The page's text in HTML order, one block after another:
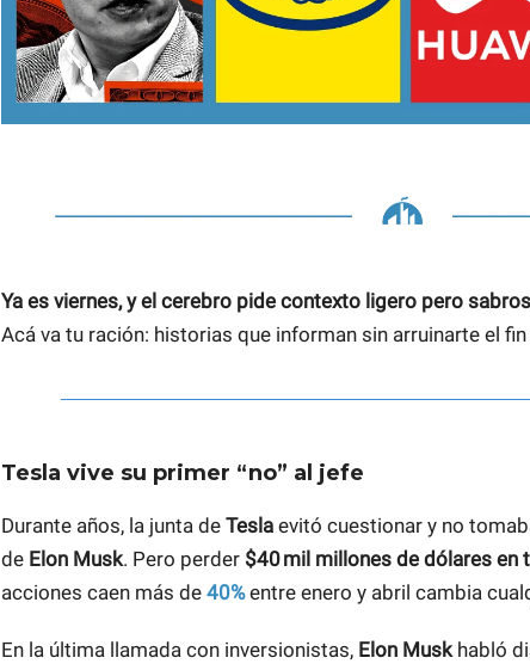
Ya es viernes, y el cerebro pide contexto ligero pero
Acá va tu ración: historias que informan sin arruinarte el fin
Tesla vive su primer “no” al jefe
Durante años, la junta de Tesla evitó cuestionar y no
de Elon Musk. Pero perder $40 mil millones de dólares en
acciones caen más de 40%entre enero y abril cambia
En la última llamada con inversionistas, Elon Muskhabló